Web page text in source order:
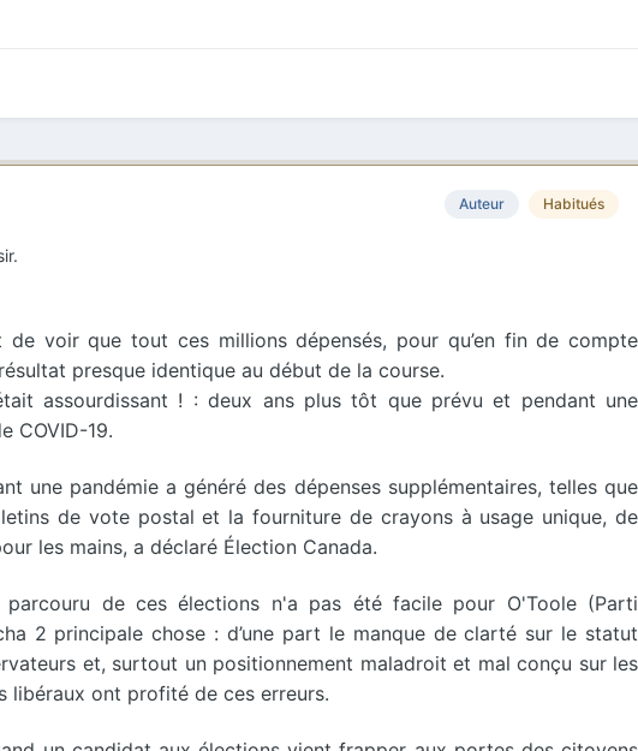
Auteur Habitués
de voir que tout ces millions dépensés, pour qu’en fin de compte
presque identique au début de la course.
assourdissant ! : deux ans plus tôt que prévu et pendant une
COVID-19.
une pandémie a généré des dépenses supplémentaires, telles que
de vote postal et la fourniture de crayons à usage unique, de
les mains, a déclaré Élection Canada.
de ces élections n'a pas été facile pour O'Toole (Parti
2 principale chose : d’une part le manque de clarté sur le statut
et, surtout un positionnement maladroit et mal conçu sur les
libéraux ont profité de ces erreurs.